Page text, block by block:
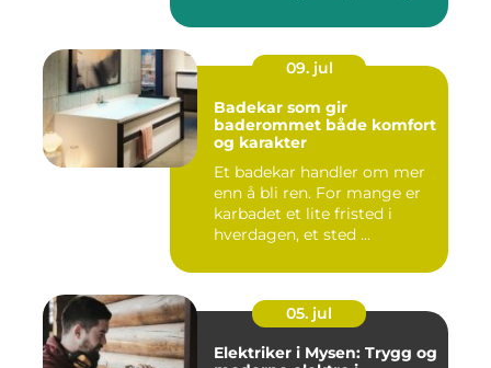
09. jul
Badekar som gir
baderommet både komfort
og karakter
Et badekar handler om mer
enn å bli ren. For mange er
karbadet et lite fristed i
hverdagen, et sted ...
05. jul
Elektriker i Mysen: Trygg og